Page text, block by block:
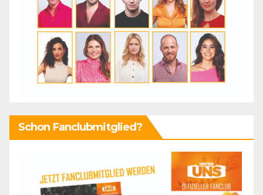
Schon Fanclubmitglied?